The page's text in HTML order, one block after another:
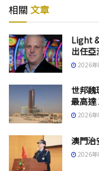
相關 文章
Light
出任亞
2026
世邦魏
最高達
2026
澳門治
2026